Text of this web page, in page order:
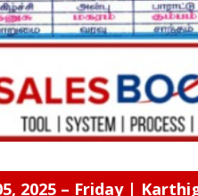
2025 – Friday |